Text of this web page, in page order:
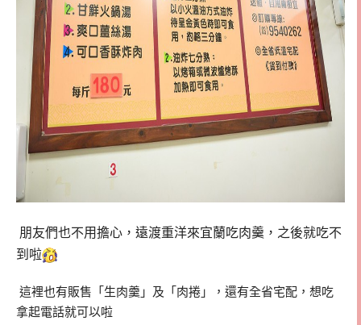
朋友們也不用擔心，遠渡重洋來宜蘭吃肉羹，之後就吃不
到啦
這裡也有販售「生肉羹」及「肉捲」，還有全省宅配，想吃
拿起電話就可以啦